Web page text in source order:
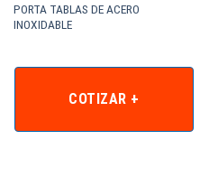
PORTA TABLAS DE ACERO
INOXIDABLE
COTIZAR +